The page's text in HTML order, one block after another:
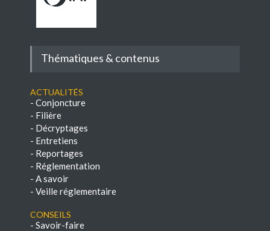
Thématiques & contenus
Actualités
- Conjoncture
- Filière
- Décryptages
- Entretiens
- Reportages
- Réglementation
- A savoir
- Veille réglementaire
Conseils
- Savoir-faire